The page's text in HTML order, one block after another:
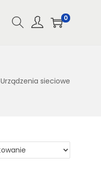
0
Urządzenia sieciowe